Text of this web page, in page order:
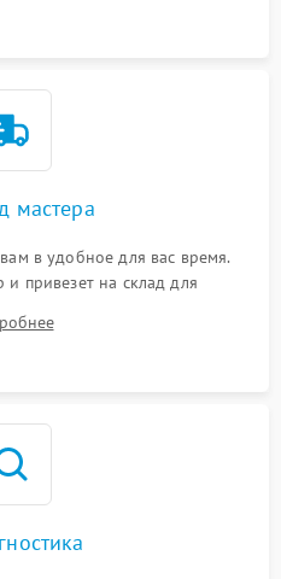
мастера
в удобное для вас время.
и привезет на склад для